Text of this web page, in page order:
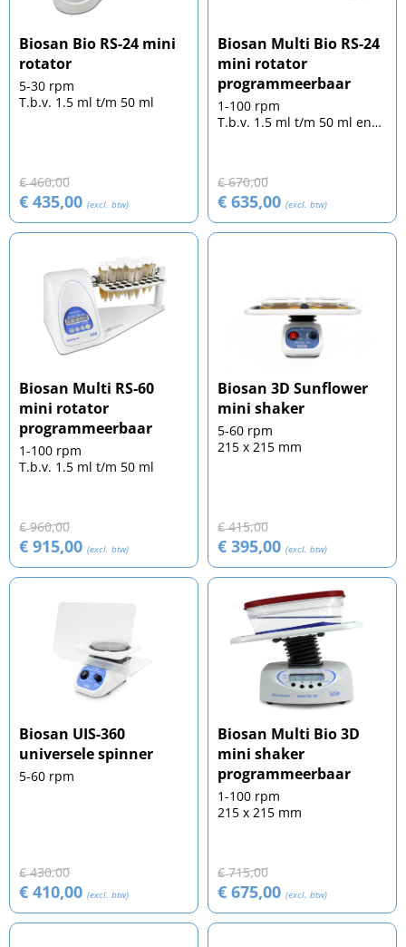
Biosan Bio RS-24 mini
rotator
5-30 rpm
T.b.v. 1.5 ml t/m 50 ml
€ 460,00
€ 435,00 (excl. btw)
Biosan Multi Bio RS-24
mini rotator
programmeerbaar
1-100 rpm
T.b.v. 1.5 ml t/m 50 ml en
€ 670,00
€ 635,00 (excl. btw)
Biosan Multi RS-60
mini rotator
programmeerbaar
1-100 rpm
T.b.v. 1.5 ml t/m 50 ml
€ 960,00
€ 915,00 (excl. btw)
Biosan 3D Sunflower
mini shaker
5-60 rpm
215 x 215 mm
€ 415,00
€ 395,00 (excl. btw)
Biosan UIS-360
universele spinner
5-60 rpm
€ 430,00
€ 410,00 (excl. btw)
Biosan Multi Bio 3D
mini shaker
programmeerbaar
1-100 rpm
215 x 215 mm
€ 715,00
€ 675,00 (excl. btw)